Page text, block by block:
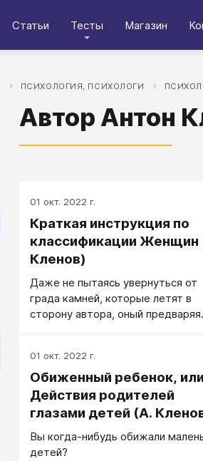
Статьи Тесты Магазин
ПСИХОЛОГИЯ, ПСИХОЛОГИ
Автор Антон
01 окт. 2022 г.
Краткая инструкция по
классификации Женщин
Кленов)
Даже не пытаясь увернуться от
града камней, которые летят в
сторону автора, оный предваряя
человечества в известность, что
собирается примитивизировать
карикатуризировать Женщину, как
это обычно свойственно
01 окт. 2022 г.
Обиженный ребенок, или
Действия родителей
глазами детей (А.
Вы когда-нибудь обижали
детей?